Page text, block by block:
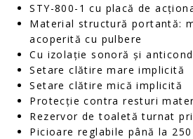
STY-800-1 cu placă de
Material structură portantă:
acoperită cu pulbere
Cu izolație sonoră și
Setare clătire mare implicită
Setare clătire mică implicită
Protecție contra resturi
Rezervor de toaletă turnat
Picioare reglabile până la 250